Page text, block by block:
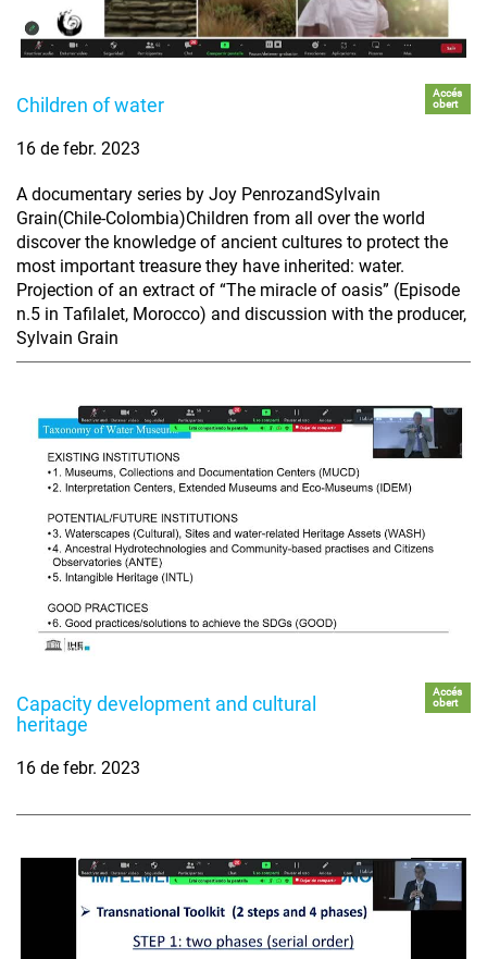
Children of water
Accés
obert
16 de febr. 2023
A documentary series by Joy PenrozandSylvain
Grain(Chile-Colombia)Children from all over the world
discover the knowledge of ancient cultures to protect the
most important treasure they have inherited: water.
Projection of an extract of “The miracle of oasis” (Episode
n.5 in Tafilalet, Morocco) and discussion with the producer,
Sylvain Grain
Capacity development and cultural
heritage
Accés
obert
16 de febr. 2023